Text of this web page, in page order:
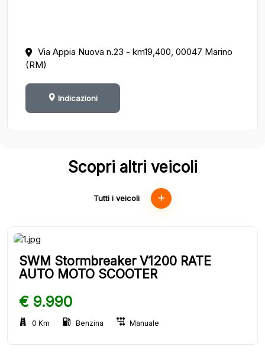
Via Appia Nuova n.23 - km19,400, 00047 Marino
(RM)
Indicazioni
Scopri altri veicoli
Tutti i veicoli
SWM Stormbreaker V1200 RATE
AUTO MOTO SCOOTER
€ 9.990
0 Km Benzina Manuale